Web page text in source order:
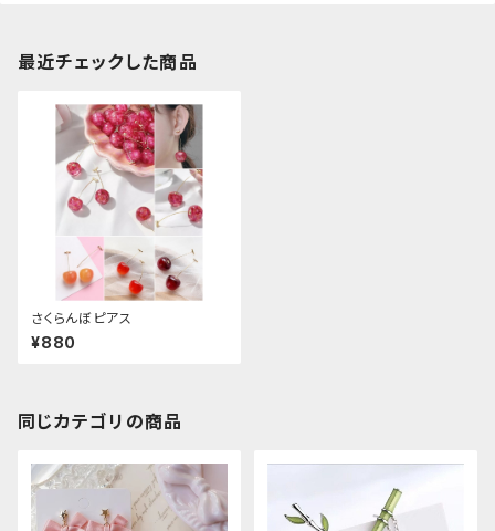
最近チェックした商品
さくらんぼピアス
¥880
同じカテゴリの商品